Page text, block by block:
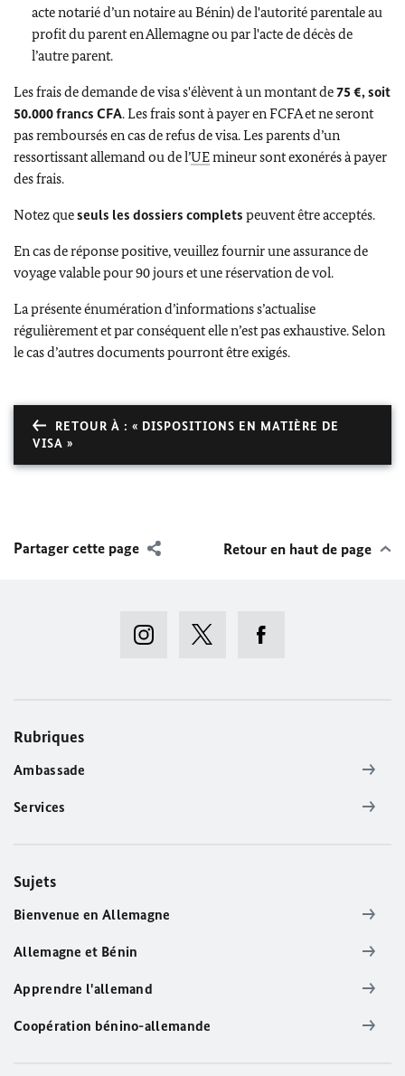
acte notarié d’un notaire au Bénin) de l'autorité parentale au
profit du parent en Allemagne ou par l'acte de décès de
l’autre parent.
Les frais de demande de visa s'élèvent à un montant de75 €, soit
50.000 francs CFA. Les frais sont à payer en FCFA et ne seront
pas remboursés en cas de refus de visa. Les parents d’un
ressortissant allemand ou de l’UEmineur sont exonérés à payer
des frais.
Notez queseuls les dossiers complets peuvent être acceptés.
En cas de réponse positive, veuillez fournir une assurance de
voyage valable pour 90 jours et une réservation de vol.
La présente énumération d’informations s’actualise
régulièrement et par conséquent elle n’est pas exhaustive. Selon
le cas d’autres documents pourront être exigés.
RETOUR À : « DISPOSITIONS EN MATIÈRE DE
VISA »
Partager cette page Retour en haut de page
Rubriques
Ambassade
Services
Sujets
Bienvenue en Allemagne
Allemagne et Bénin
Apprendre l'allemand
Coopération bénino-allemande